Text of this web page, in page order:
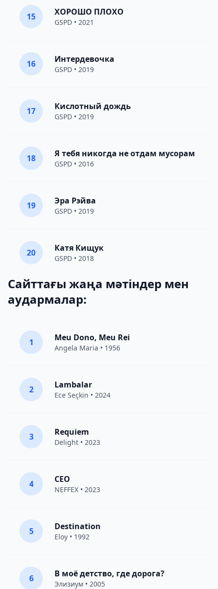
15 ХОРОШО ПЛОХО
GSPD • 2021
16 Интердевочка
GSPD • 2019
17 Кислотный дождь
GSPD • 2019
18 Я тебя никогда не отдам мусорам
GSPD • 2016
19 Эра Рэйва
GSPD • 2019
20 Катя Кищук
GSPD • 2018
Сайттағы жаңа мәтіндер мен
аудармалар:
1 Meu Dono, Meu Rei
Angela Maria • 1956
2 Lambalar
Ece Seçkin • 2024
3 Requiem
Delight • 2023
4 CEO
NEFFEX • 2023
5 Destination
Eloy • 1992
6 В моё детство, где дорога?
Элизиум • 2005